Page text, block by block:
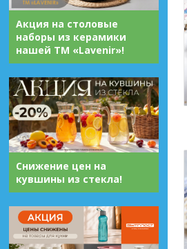
Акция на столовые
наборы из керамики
нашей ТМ «Lavenir»!
Снижение цен на
кувшины из стекла!